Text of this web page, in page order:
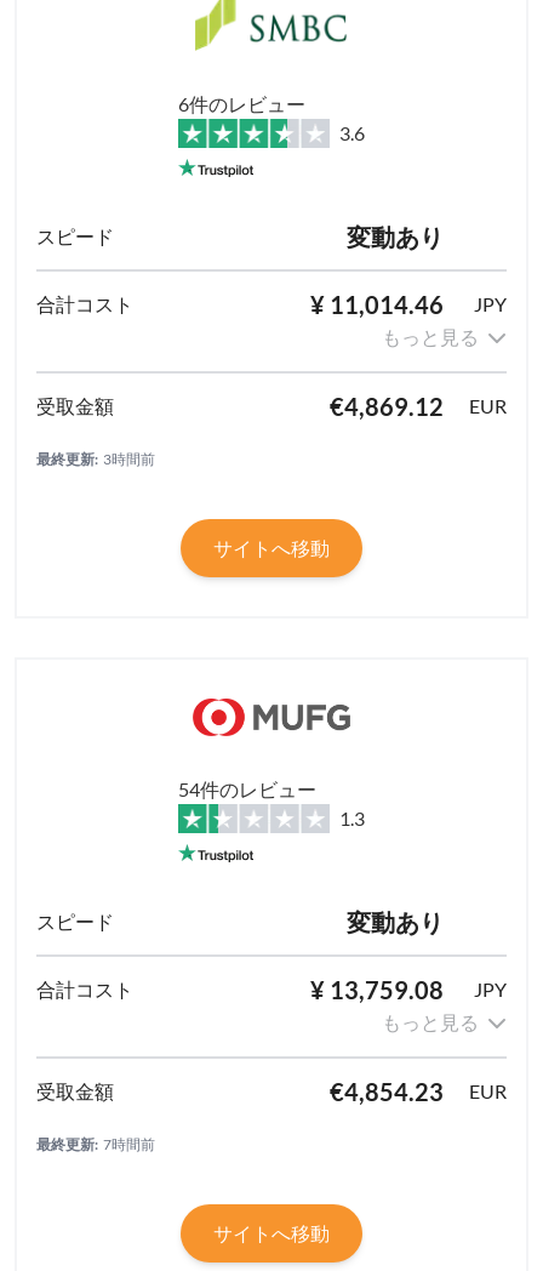
6件のレビュー
3.6
変動あり
¥ 11,014.46
JPY
もっと見る
€4,869.12 EUR
最終更新: 3時間前
サイトへ移動
54件のレビュー
1.3
変動あり
¥ 13,759.08
JPY
もっと見る
€4,854.23 EUR
最終更新: 7時間前
サイトへ移動